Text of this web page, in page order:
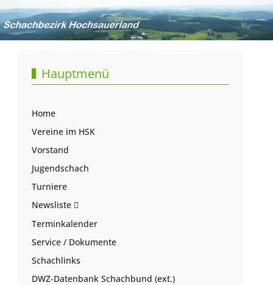
Hauptmenü
Home
Vereine im HSK
Vorstand
Jugendschach
Turniere
Newsliste
Terminkalender
Service / Dokumente
Schachlinks
DWZ-Datenbank Schachbund (ext.)